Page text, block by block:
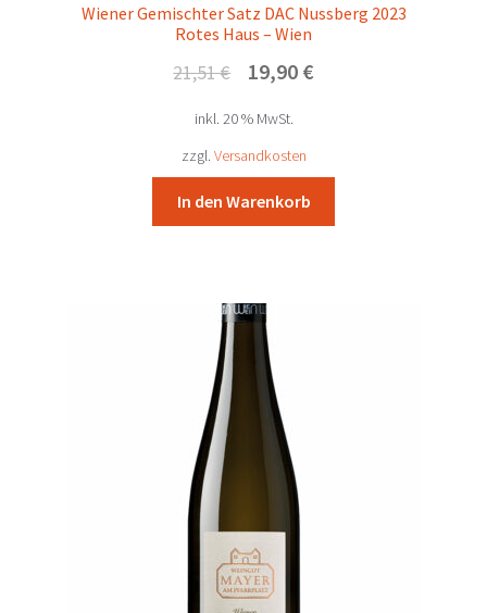
Wiener Gemischter Satz DAC Nussberg 2023
Rotes Haus – Wien
21,51€
Ursprünglicher
war:
21,51 €
19,90 €Aktueller
inkl. 20 % MwSt.
zzgl. Versandkosten
In den Warenkorb